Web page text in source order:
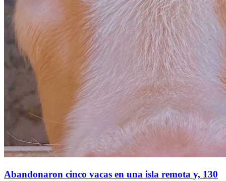
Abandonaron cinco vacas en una isla remota y, 130